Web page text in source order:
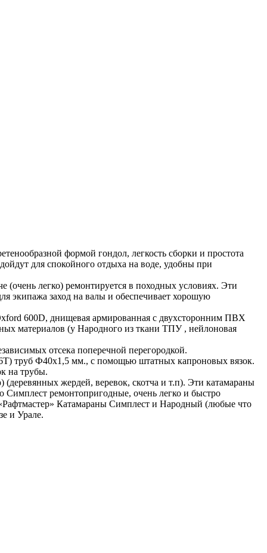
формой гондол, легкость сборки и простота
для спокойного отдыха на воде, удобны при
легко) ремонтируется в походных условиях. Эти
экипажа заход на валы и обеспечивает хорошую
600D, днищевая армированная с двухсторонним ПВХ
материалов (у Народного из ткани ТПУ , нейлоновая
отсека поперечной перегородкой.
труб Ф40х1,5 мм., с помощью штатных капроновых вязок.
на трубы.
жердей, веревок, скотча и т.п). Эти катамараны
Симплест ремонтопригодные, очень легко и быстро
Катамараны Симплест и Народный (любые что
и Урале.